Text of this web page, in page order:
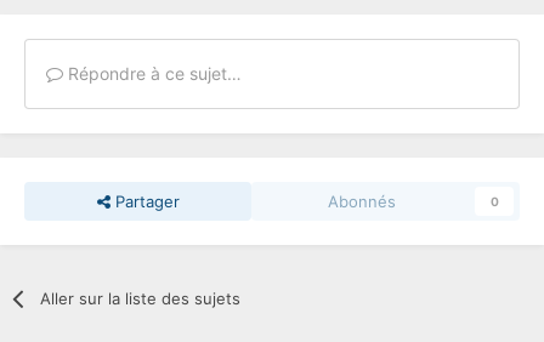
Répondre à ce sujet…
Partager Abonnés 0
Aller sur la liste des sujets